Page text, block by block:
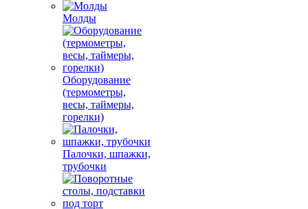
Молды
Оборудование
(термометры,
весы, таймеры,
горелки)
Палочки, шпажки,
трубочки